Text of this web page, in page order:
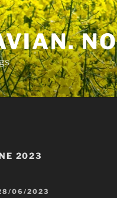
2023
28/06/2023